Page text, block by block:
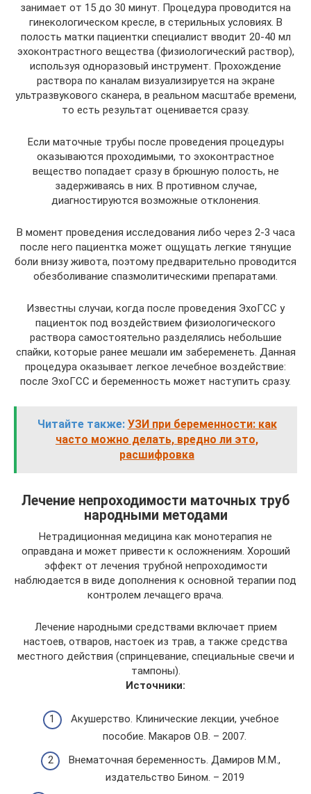
занимает от 15 до 30 минут. Процедура проводится на
гинекологическом кресле, в стерильных условиях. В
полость матки пациентки специалист вводит 20-40 мл
эхоконтрастного вещества (физиологический раствор),
используя одноразовый инструмент. Прохождение
раствора по каналам визуализируется на экране
ультразвукового сканера, в реальном масштабе времени,
то есть результат оценивается сразу.
Если маточные трубы после проведения процедуры
оказываются проходимыми, то эхоконтрастное
вещество попадает сразу в брюшную полость, не
задерживаясь в них. В противном случае,
диагностируются возможные отклонения.
В момент проведения исследования либо через 2-3 часа
после него пациентка может ощущать легкие тянущие
боли внизу живота, поэтому предварительно проводится
обезболивание спазмолитическими препаратами.
Известны случаи, когда после проведения ЭхоГСС у
пациенток под воздействием физиологического
раствора самостоятельно разделялись небольшие
спайки, которые ранее мешали им забеременеть. Данная
процедура оказывает легкое лечебное воздействие:
после ЭхоГСС и беременность может наступить сразу.
Читайте также: УЗИ при беременности: как
часто можно делать, вредно ли это,
расшифровка
Лечение непроходимости маточных труб
народными методами
Нетрадиционная медицина как монотерапия не
оправдана и может привести к осложнениям. Хороший
эффект от лечения трубной непроходимости
наблюдается в виде дополнения к основной терапии под
контролем лечащего врача.
Лечение народными средствами включает прием
настоев, отваров, настоек из трав, а также средства
местного действия (спринцевание, специальные свечи и
тампоны).
Источники:
Акушерство. Клинические лекции, учебное
пособие. Макаров О.В. – 2007.
Внематочная беременность. Дамиров М.М.,
издательство Бином. – 2019